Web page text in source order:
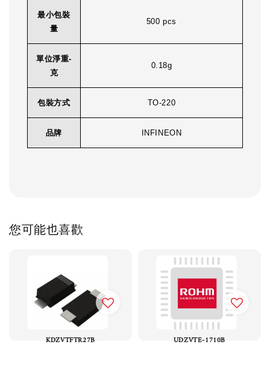
最小包裝
量
500 pcs
單位淨重-
克
0.18g
包裝方式 TO-220
品牌 INFINEON
您可能也喜歡
KDZVTFTR27B UDZVTE-1710B